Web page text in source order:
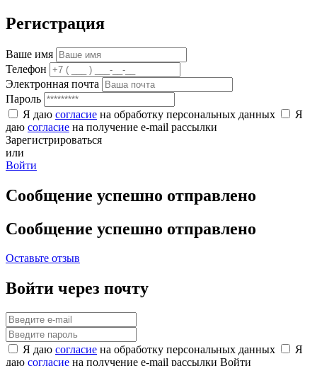
Регистрация
Ваше имя
Телефон
Электронная почта
Пароль
Я даю согласие на обработку персональных данных
Я
даю согласие на получение e-mail рассылки
Зарегистрироваться
или
Войти
Сообщение успешно отправлено
Сообщение успешно отправлено
Оставьте отзыв
Войти через почту
Я даю согласие на обработку персональных данных
Я
даю согласие на получение e-mail рассылки Войти